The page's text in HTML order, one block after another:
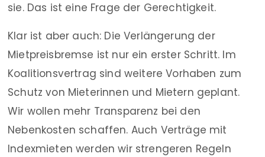
sie. Das ist eine Frage der Gerechtigkeit.
Klar ist aber auch: Die Verlängerung der
Mietpreisbremse ist nur ein erster Schritt. Im
Koalitionsvertrag sind weitere Vorhaben zum
Schutz von Mieterinnen und Mietern geplant.
Wir wollen mehr Transparenz bei den
Nebenkosten schaffen. Auch Verträge mit
Indexmieten werden wir strengeren Regeln